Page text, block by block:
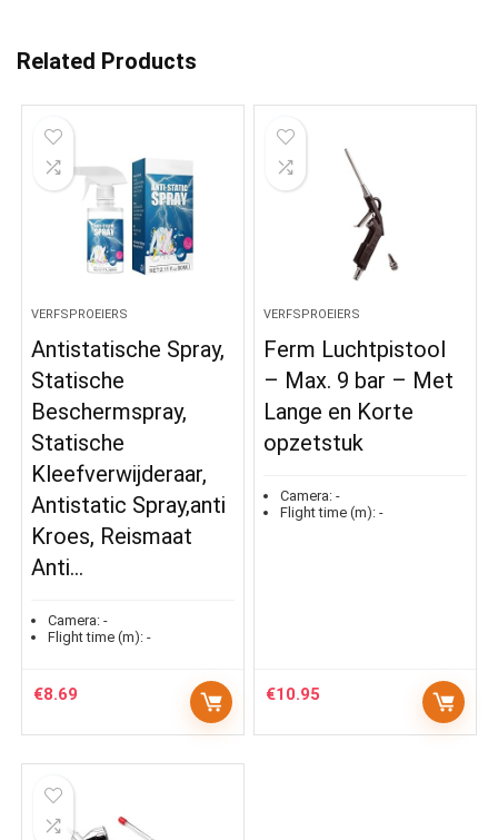
Related Products
VERFSPROEIERS
Antistatische Spray,
Statische
Beschermspray,
Statische
Kleefverwijderaar,
Antistatic Spray,anti
Kroes, Reismaat
Anti…
Camera: -
Flight time (m): -
€8.69
VERFSPROEIERS
Ferm Luchtpistool
– Max. 9 bar – Met
Lange en Korte
opzetstuk
Camera: -
Flight time (m): -
€10.95